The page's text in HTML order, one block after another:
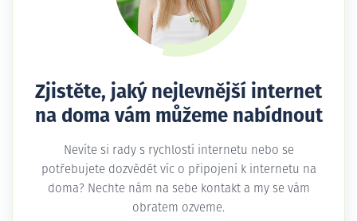
Zjistěte, jaký nejlevnější internet
na doma vám můžeme nabídnout
Nevíte si rady s rychlostí internetu nebo se
potřebujete dozvědět víc o připojení k internetu na
doma? Nechte nám na sebe kontakt a my se vám
obratem ozveme.